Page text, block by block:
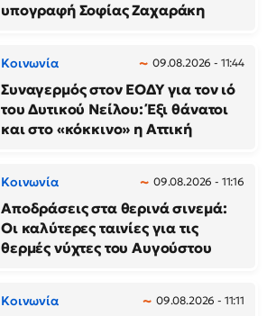
υπογραφή Σοφίας Ζαχαράκη
Κοινωνία 09.08.2026 - 11:44
Συναγερμός στον ΕΟΔΥ για τον ιό
του Δυτικού Νείλου: Έξι θάνατοι
και στο «κόκκινο» η Αττική
Κοινωνία 09.08.2026 - 11:16
Αποδράσεις στα θερινά σινεμά:
Οι καλύτερες ταινίες για τις
θερμές νύχτες του Αυγούστου
Κοινωνία 09.08.2026 - 11:11